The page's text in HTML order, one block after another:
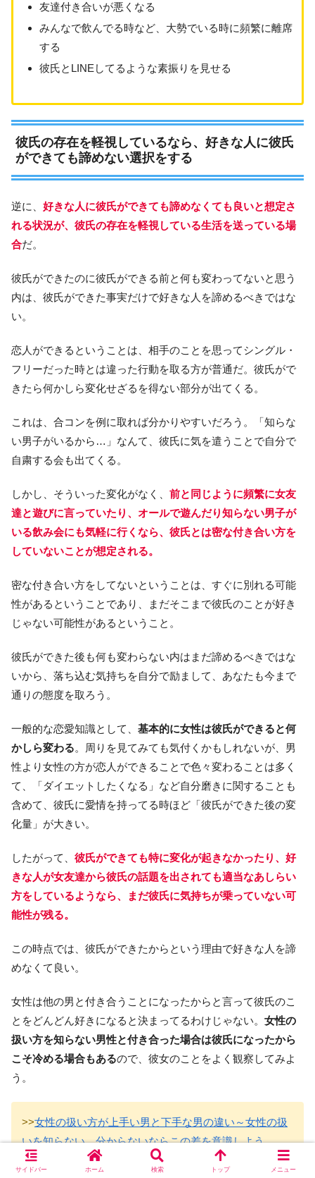
友達付き合いが悪くなる
みんなで飲んでる時など、大勢でいる時に頻繁に離席
する
彼氏とLINEしてるような素振りを見せる
彼氏の存在を軽視しているなら、好きな人に彼氏
ができても諦めない選択をする
逆に、 好きな人に彼氏ができても諦めなくても良いと想定さ
れる状況が、彼氏の存在を軽視している生活を送っている場
合だ。
彼氏ができたのに彼氏ができる前と何も変わってないと思う
内は、彼氏ができた事実だけで好きな人を諦めるべきではな
い。
恋人ができるということは、相手のことを思ってシングル・
フリーだった時とは違った行動を取る方が普通だ。彼氏がで
きたら何かしら変化せざるを得ない部分が出てくる。
これは、合コンを例に取れば分かりやすいだろう。「知らな
い男子がいるから…」なんて、彼氏に気を遣うことで自分で
自粛する会も出てくる。
しかし、そういった変化がなく、 前と同じように頻繁に女友
達と遊びに言っていたり、オールで遊んだり知らない男子が
いる飲み会にも気軽に行くなら、彼氏とは密な付き合い方を
していないことが想定される。
密な付き合い方をしてないということは、すぐに別れる可能
性があるということであり、まだそこまで彼氏のことが好き
じゃない可能性があるということ。
彼氏ができた後も何も変わらない内はまだ諦めるべきではな
いから、落ち込む気持ちを自分で励まして、あなたも今まで
通りの態度を取ろう。
一般的な恋愛知識として、 基本的に女性は彼氏ができると何
かしら変わる。周りを見てみても気付くかもしれないが、男
性より女性の方が恋人ができることで色々変わることは多く
て、「ダイエットしたくなる」など自分磨きに関することも
含めて、彼氏に愛情を持ってる時ほど「彼氏ができた後の変
化量」が大きい。
したがって、 彼氏ができても特に変化が起きなかったり、好
きな人が女友達から彼氏の話題を出されても適当なあしらい
方をしているようなら、まだ彼氏に気持ちが乗っていない可
能性が残る。
この時点では、彼氏ができたからという理由で好きな人を諦
めなくて良い。
女性は他の男と付き合うことになったからと言って彼氏のこ
とをどんどん好きになると決まってるわけじゃない。 女性の
扱い方を知らない男性と付き合った場合は彼氏になったから
こそ冷める場合もあるので、彼女のことをよく観察してみよ
う。
>>女性の扱い方が上手い男と下手な男の違い～女性の扱
いを知らない、分からないならこの差を意識しよう
サイドバー ホーム 検索 トップ メニュー